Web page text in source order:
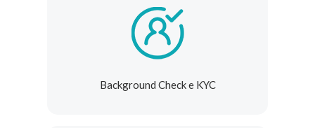
Background Check e KYC